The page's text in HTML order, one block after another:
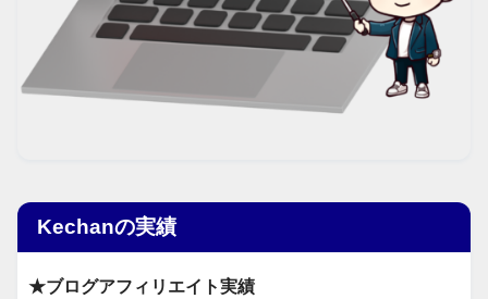
Kechanの実績
★ブログアフィリエイト実績